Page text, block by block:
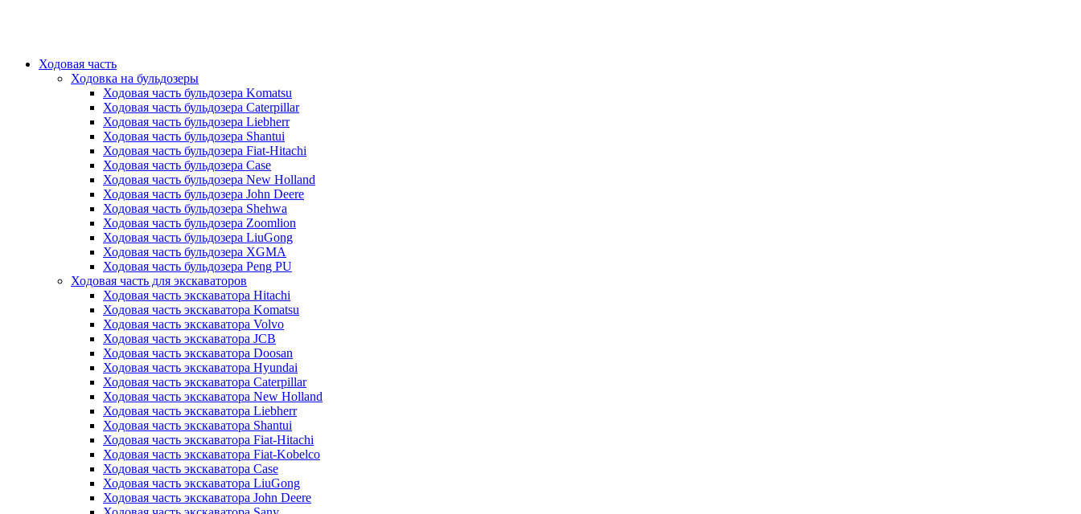
Ходовая часть
Ходовка на бульдозеры
Ходовая часть бульдозера Komatsu
Ходовая часть бульдозера Caterpillar
Ходовая часть бульдозера Liebherr
Ходовая часть бульдозера Shantui
Ходовая часть бульдозера Fiat-Hitachi
Ходовая часть бульдозера Case
Ходовая часть бульдозера New Holland
Ходовая часть бульдозера John Deere
Ходовая часть бульдозера Shehwa
Ходовая часть бульдозера Zoomlion
Ходовая часть бульдозера LiuGong
Ходовая часть бульдозера XGMA
Ходовая часть бульдозера Peng PU
Ходовая часть для экскаваторов
Ходовая часть экскаватора Hitachi
Ходовая часть экскаватора Komatsu
Ходовая часть экскаватора Volvo
Ходовая часть экскаватора JCB
Ходовая часть экскаватора Doosan
Ходовая часть экскаватора Hyundai
Ходовая часть экскаватора Caterpillar
Ходовая часть экскаватора New Holland
Ходовая часть экскаватора Liebherr
Ходовая часть экскаватора Shantui
Ходовая часть экскаватора Fiat-Hitachi
Ходовая часть экскаватора Fiat-Kobelco
Ходовая часть экскаватора Case
Ходовая часть экскаватора LiuGong
Ходовая часть экскаватора John Deere